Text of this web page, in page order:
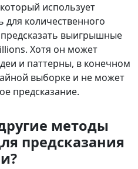
использует
количественного
выигрышные
Хотя он может
и паттерны, в конечном
выборке и не может
предсказание.
методы
предсказания